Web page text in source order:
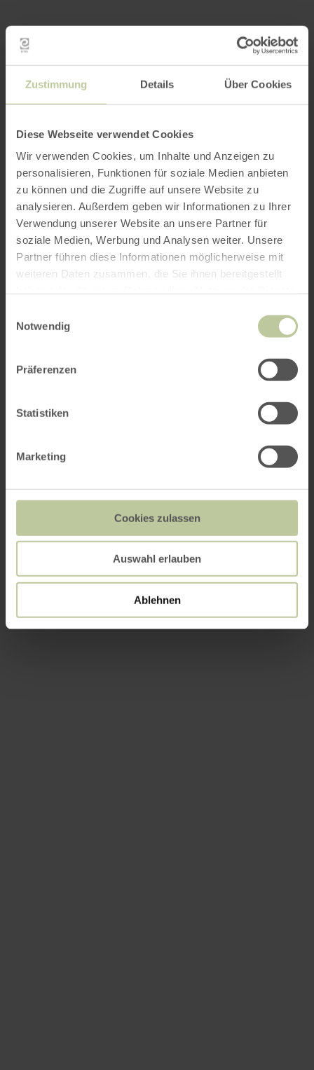
Zustimmung Details Über Cookies
Diese Webseite verwendet Cookies
Wir verwenden Cookies, um Inhalte und Anzeigen zu
personalisieren, Funktionen für soziale Medien anbieten
zu können und die Zugriffe auf unsere Website zu
analysieren. Außerdem geben wir Informationen zu Ihrer
Verwendung unserer Website an unsere Partner für
soziale Medien, Werbung und Analysen weiter. Unsere
Partner führen diese Informationen möglicherweise mit
weiteren Daten zusammen, die Sie ihnen bereitgestellt
Notwendig
Präferenzen
Statistiken
Marketing
Cookies zulassen
Auswahl erlauben
Ablehnen